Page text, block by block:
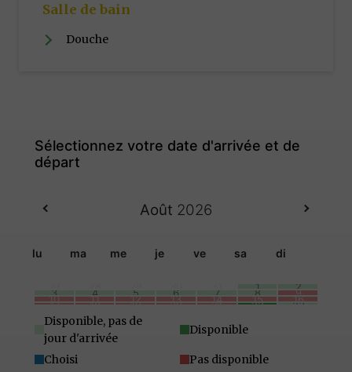
Salle de bain
Douche
Août 2026
lu ma me je ve sa di
1 2
3 4 5 6 7 8 9
10 11 12 13 14 15 16
17 18 19 20 21 22 23
31 1 2
Disponible, pas de
jour d'arrivée
Disponible
Choisi Pas disponible